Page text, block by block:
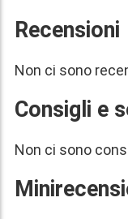
Recensioni
Non ci sono
Consigli e
Non ci sono